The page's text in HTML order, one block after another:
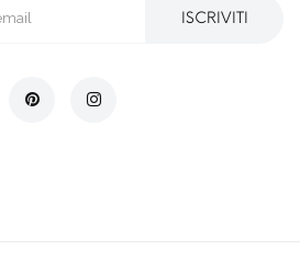
ISCRIVITI